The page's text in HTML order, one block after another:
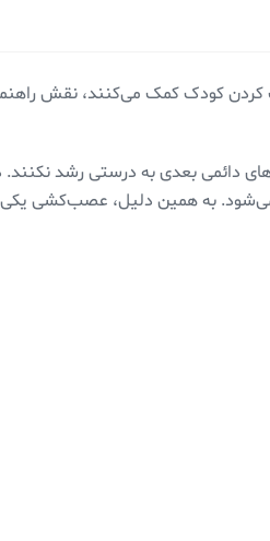
کودک کمک می‌کنند، نقش
دائمی بعدی به درستی رشد
می‌شود. به همین دلیل، عصب‌کشی